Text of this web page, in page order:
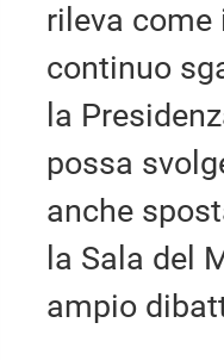
rileva
continuo
la
possa
anche
la Sala del
ampio